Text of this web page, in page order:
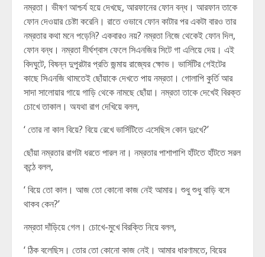
নম্রতা। ভীষণ আশ্চর্য হয়ে দেখছে, আরফানের ফোন বন্ধ। আরফান তাকে
ফোন দেওয়ার চেষ্টা করেনি। রাতে ওভাবে ফোন কাটার পর একটা বারও তার
নম্রতার কথা মনে পড়েনি? একবারও নয়? নম্রতা নিজে থেকেই ফোন দিল,
ফোন বন্ধ। নম্রতা দীর্ঘশ্বাস ফেলে সিএনজির সিটে গা এলিয়ে দেয়। এই
বিদঘুটে, বিষন্ন দুপুরটার প্রতি জন্মায় রাজ্যের ক্ষোভ। ভার্সিটির গেইটের
কাছে সিএনজি থামতেই ছোঁয়াকে দেখতে পায় নম্রতা। গোলাপি কুর্তি আর
সাদা সালোয়ার গায়ে গাড়ি থেকে নামছে ছোঁয়া। নম্রতা তাকে দেখেই বিরক্ত
চোখে তাকাল। অযথা রাগ দেখিয়ে বলল,
‘ তোর না কাল বিয়ে? বিয়ে রেখে ভার্সিটিতে এসেছিস কোন দুঃখে?’
ছোঁয়া নম্রতার রাগটা ধরতে পারল না। নম্রতার পাশাপাশি হাঁটতে হাঁটতে সরল
কন্ঠে বলল,
‘ বিয়ে তো কাল। আজ তো কোনো কাজ নেই আমার। শুধু শুধু বাড়ি বসে
থাকব কেন?’
নম্রতা দাঁড়িয়ে গেল। চোখে-মুখে বিরক্তি নিয়ে বলল,
‘ ঠিক বলেছিস। তোর তো কোনো কাজ নেই। আমার ধারণামতে, বিয়ের